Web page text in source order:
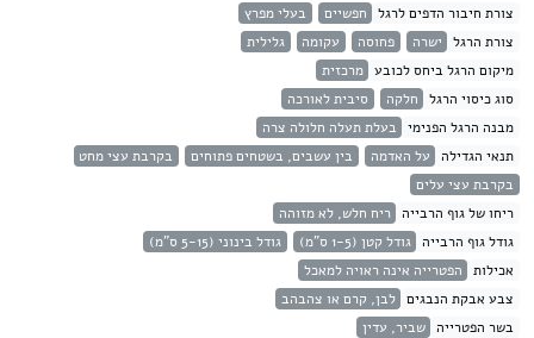
צורת חיבור הדפים לרגל חפשיים
בעלי מפרץ
צורת הרגל ישרה פחוסה עקומה
גלילית
מיקום הרגל ביחס לכובע מרכזית
סוג כיסוי הרגל חלקה
סיבית לאורכה
מבנה הרגל הפנימי בעלת תעלה חלולה צרה
תנאי הגדילה על האדמה בין עשבים, בשטחים פתוחים
בקרבת עצי מחט
בקרבת עצי עלים
ריחו של גוף הרבייה ריח חלש, לא מזוהה
גודל גוף הרבייה גודל קטן (1-5 ס"מ)
גודל בינוני (5-15 ס"מ)
אכילות הפטרייה אינה ראויה למאכל
צבע אבקת הנבגים לבן, קרם או צהבהב
בשר הפטרייה שביר, עדין